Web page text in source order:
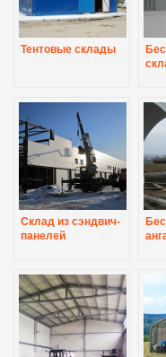
Тентовые склады
Склад из сэндвич-
панелей